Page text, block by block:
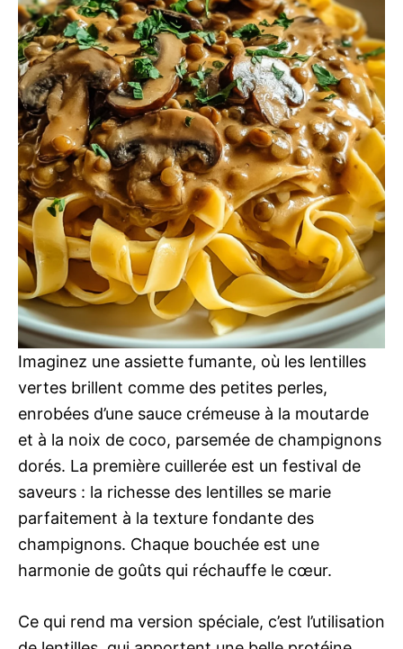
Imaginez une assiette fumante, où les lentilles
vertes brillent comme des petites perles,
enrobées d’une sauce crémeuse à la moutarde
et à la noix de coco, parsemée de champignons
dorés. La première cuillerée est un festival de
saveurs : la richesse des lentilles se marie
parfaitement à la texture fondante des
champignons. Chaque bouchée est une
harmonie de goûts qui réchauffe le cœur.
Ce qui rend ma version spéciale, c’est l’utilisation